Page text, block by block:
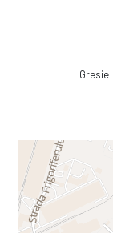
Gresie